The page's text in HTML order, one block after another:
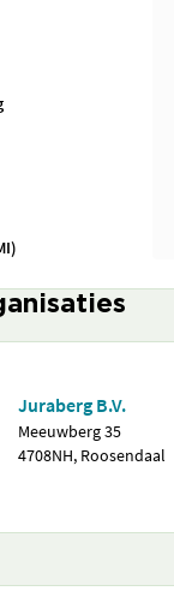
Juraberg B.V.
Meeuwberg 35
4708NH, Roosendaal